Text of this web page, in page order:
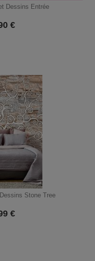
Dessins Entrée
€
Stone Tree
€